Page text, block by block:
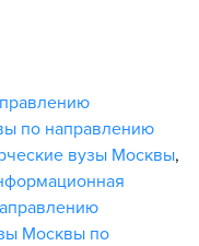
по направлению
вузы Москвы,
Москвы по